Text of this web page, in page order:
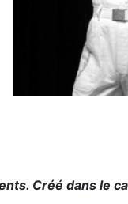
Créé dans le